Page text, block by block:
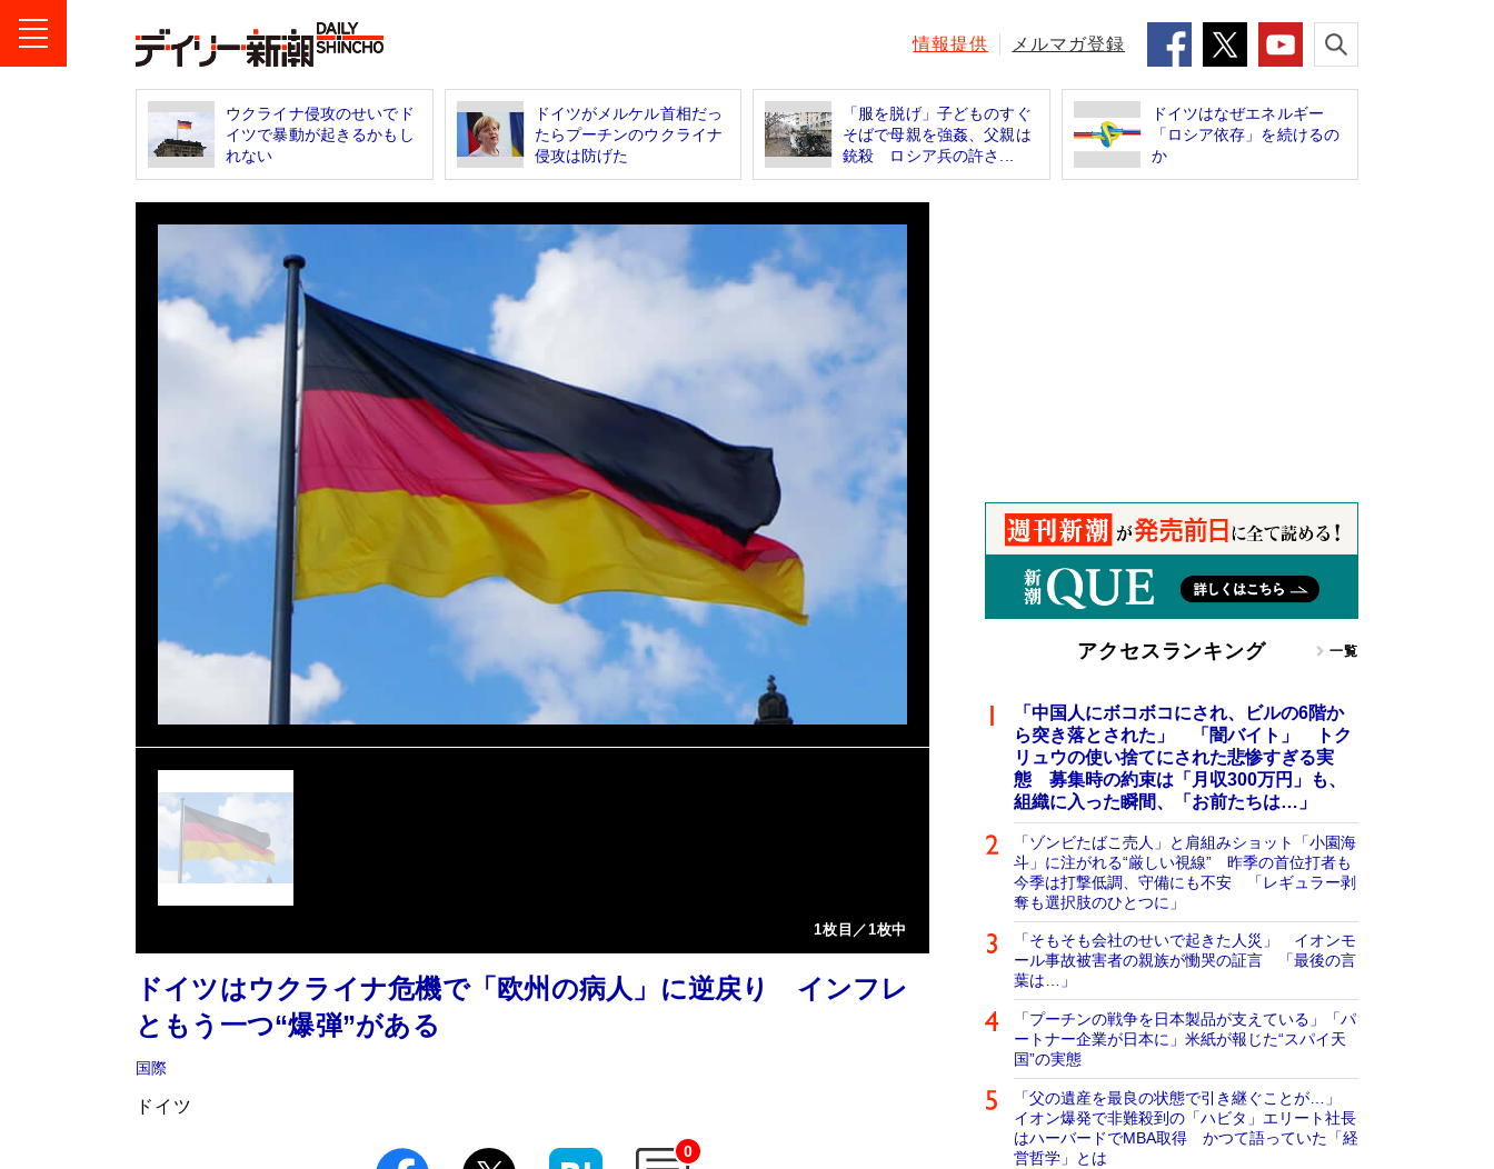
情報提供 メルマガ登録
ウクライナ侵攻のせいでド
イツで暴動が起きるかもし
れない
ドイツがメルケル首相だっ
たらプーチンのウクライナ
侵攻は防げた
「服を脱げ」子どものすぐ
そばで母親を強姦、父親は
銃殺 ロシア兵の許さ...
ドイツはなぜエネルギー
「ロシア依存」を続けるの
か
1枚目／1枚中
ドイツはウクライナ危機で「欧州の病人」に逆戻り インフレ
ともう一つ“爆弾”がある
国際
ドイツ
0
アクセスランキング 一覧
「中国人にボコボコにされ、ビルの6階か
ら突き落とされた」 「闇バイト」 トク
リュウの使い捨てにされた悲惨すぎる実
態 募集時の約束は「月収300万円」も、
組織に入った瞬間、「お前たちは…」
「ゾンビたばこ売人」と肩組みショット「小園海
斗」に注がれる“厳しい視線” 昨季の首位打者も
今季は打撃低調、守備にも不安 「レギュラー剥
奪も選択肢のひとつに」
「そもそも会社のせいで起きた人災」 イオンモ
ール事故被害者の親族が慟哭の証言 「最後の言
葉は…」
「プーチンの戦争を日本製品が支えている」「パ
ートナー企業が日本に」米紙が報じた“スパイ天
国”の実態
「父の遺産を最良の状態で引き継ぐことが…」
イオン爆発で非難殺到の「ハビタ」エリート社長
はハーバードでMBA取得 かつて語っていた「経
営哲学」とは